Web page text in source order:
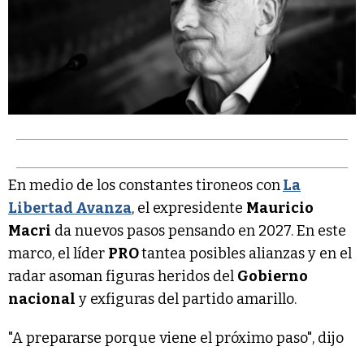
En medio de los constantes tironeos conLa
Libertad Avanza, el expresidente Mauricio
Macri da nuevos pasos pensando en 2027. En este
marco, el líder PROtantea posibles alianzas y en el
radar asoman figuras heridos del Gobierno
nacional y exfiguras del partido amarillo.
"A prepararse porque viene el próximo paso", dijo